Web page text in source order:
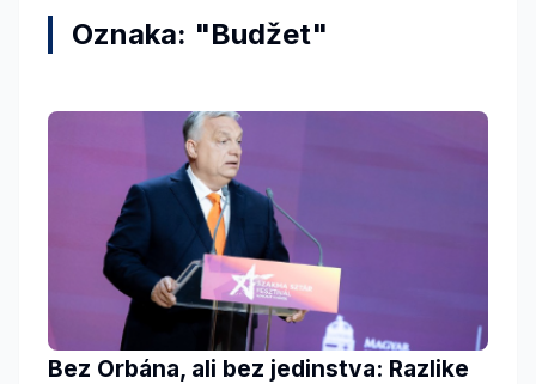
Oznaka: "Budžet"
Bez Orbána, ali bez jedinstva: Razlike